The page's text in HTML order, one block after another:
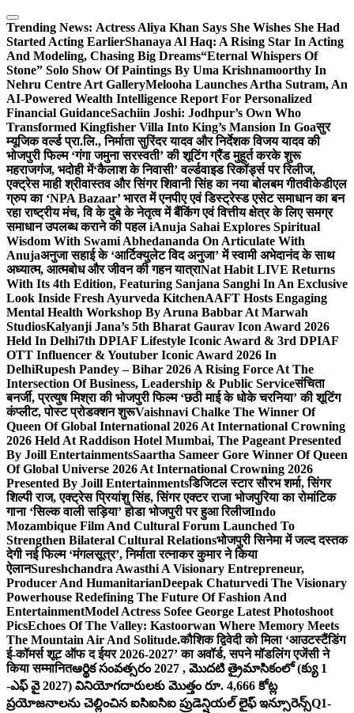
Skip
to
content
Trending News: Actress Aliya Khan Says She Wishes She Had
Started Acting EarlierShanaya Al Haq: A Rising Star In Acting
And Modeling, Chasing Big Dreams“Eternal Whispers Of
Stone” Solo Show Of Paintings By Uma Krishnamoorthy In
Nehru Centre Art GalleryMelooha Launches Artha Sutram, An
AI-Powered Wealth Intelligence Report For Personalized
Financial GuidanceSachiin Joshi: Jodhpur’s Own Who
Transformed Kingfisher Villa Into King’s Mansion In Goaसुर
म्यूजिक वर्ल्ड प्रा.लि., निर्माता सुरिंदर यादव और निर्देशक विजय यादव की
भोजपुरी फिल्म ‘गंगा जमुना सरस्वती’ की शूटिंग ग्रैंड मुहूर्त करके शुरू
महराजगंज, भदोही में‘कैलाश के निवासी’ वर्ल्डवाइड रिकॉर्ड्स पर रिलीज,
एक्ट्रेस माही श्रीवास्तव और सिंगर शिवानी सिंह का नया बोलबम गीतवीकेडीएल
ग्रुप का ‘NPA Bazaar’ भारत में एनपीए एवं डिस्ट्रेस्ड एसेट समाधान का बन
रहा राष्ट्रीय मंच, वि के दुबे के नेतृत्व में बैंकिंग एवं वित्तीय क्षेत्र के लिए समग्र
समाधान उपलब्ध कराने की पहल iAnuja Sahai Explores Spiritual
Wisdom With Swami Abhedananda On Articulate With
Anujaअनुजा सहाई के ‘आर्टिक्युलेट विद अनुजा’ में स्वामी अभेदानंद के साथ
अध्यात्म, आत्मबोध और जीवन की गहन यात्राNat Habit LIVE Returns
With Its 4th Edition, Featuring Sanjana Sanghi In An Exclusive
Look Inside Fresh Ayurveda KitchenAAFT Hosts Engaging
Mental Health Workshop By Aruna Babbar At Marwah
StudiosKalyanji Jana’s 5th Bharat Gaurav Icon Award 2026
Held In Delhi7th DPIAF Lifestyle Iconic Award & 3rd DPIAF
OTT Influencer & Youtuber Iconic Award 2026 In
DelhiRupesh Pandey – Bihar 2026 A Rising Force At The
Intersection Of Business, Leadership & Public Serviceसंचिता
बनर्जी, प्रत्युष मिश्रा की भोजपुरी फिल्म ‘छठी माई के धोके चरनिया’ की शूटिंग
कंप्लीट, पोस्ट प्रोडक्शन शुरूVaishnavi Chalke The Winner Of
Queen Of Global International 2026 At International Crowning
2026 Held At Raddison Hotel Mumbai, The Pageant Presented
By Joill EntertainmentsSaartha Sameer Gore Winner Of Queen
Of Global Universe 2026 At International Crowning 2026
Presented By Joill Entertainmentsडिजिटल स्टार सौरभ शर्मा, सिंगर
शिल्पी राज, एक्ट्रेस प्रियांशु सिंह, सिंगर एक्टर राजा भोजपुरिया का रोमांटिक
गाना ‘सिल्क वाली सड़िया’ होडा भोजपुरी पर हुआ रिलीजIndo
Mozambique Film And Cultural Forum Launched To
Strengthen Bilateral Cultural Relationsभोजपुरी सिनेमा में जल्द दस्तक
देगी नई फिल्म ‘मंगलसूत्र’, निर्माता रत्नाकर कुमार ने किया
ऐलानSureshchandra Awasthi A Visionary Entrepreneur,
Producer And HumanitarianDeepak Chaturvedi The Visionary
Powerhouse Redefining The Future Of Fashion And
EntertainmentModel Actress Sofee George Latest Photoshoot
PicsEchoes Of The Valley: Kastoorwan Where Memory Meets
The Mountain Air And Solitude.कौशिक द्विवेदी को मिला ‘आउटस्टैंडिंग
ई-कॉमर्स शूट ऑफ द ईयर 2026-2027’ का अवॉर्ड, सपने मॉडलिंग एजेंसी ने
किया सम्मानितఆర్థిక సంవత్సరం 2027 , మొదటి త్రైమాసికంలో (క్యు 1
-ఎఫ్ వై 2027) వినియోగదారులకు మొత్తం రూ. 4,666 కోట్ల
ప్రయోజనాలను చెల్లించిన ఐసిఐసిఐ ప్రుడెన్షియల్ లైఫ్ ఇన్సూరెన్స్Q1-